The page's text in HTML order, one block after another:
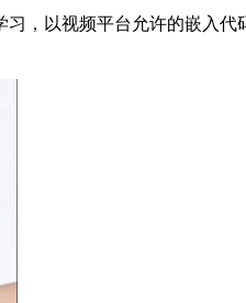
习，以视频平台允许的嵌入